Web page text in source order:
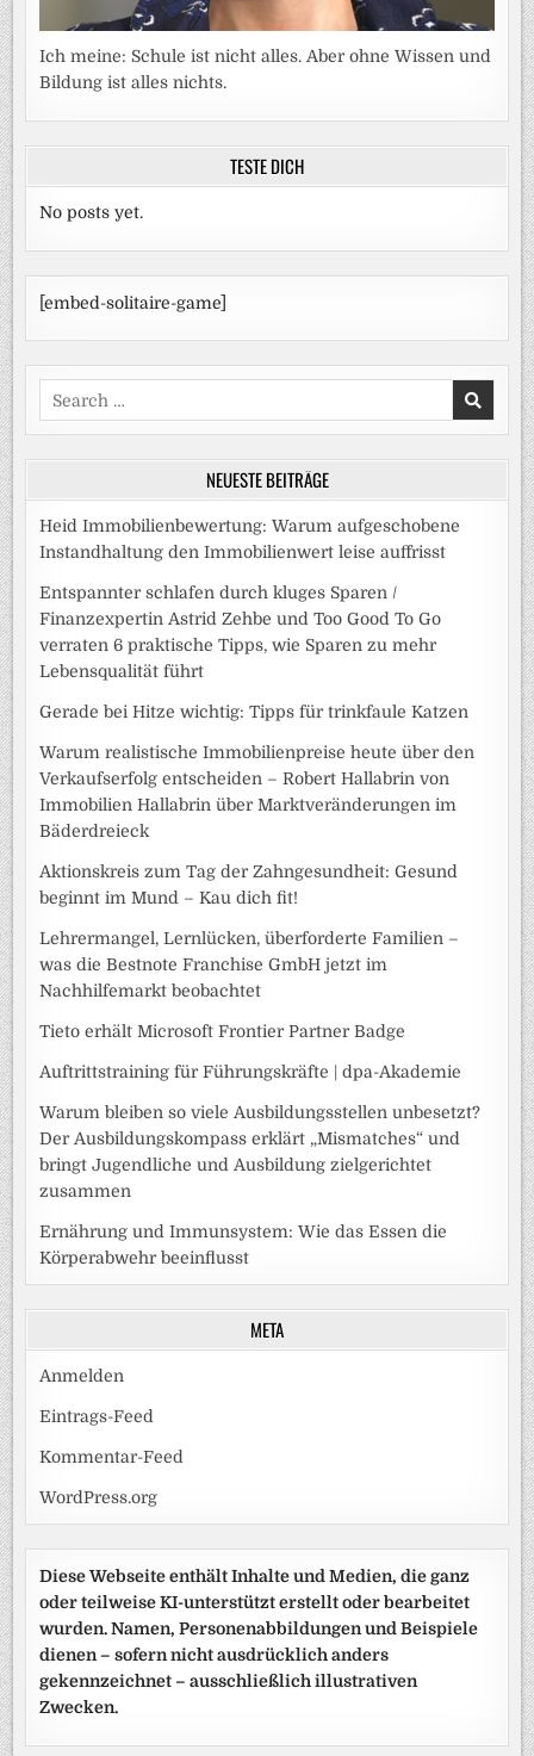
Ich meine: Schule ist nicht alles. Aber ohne Wissen und
Bildung ist alles nichts.
TESTE DICH
No posts yet.
[embed-solitaire-game]
Search
for:
NEUESTE BEITRÄGE
Heid Immobilienbewertung: Warum aufgeschobene
Instandhaltung den Immobilienwert leise auffrisst
Entspannter schlafen durch kluges Sparen /
Finanzexpertin Astrid Zehbe und Too Good To Go
verraten 6 praktische Tipps, wie Sparen zu mehr
Lebensqualität führt
Gerade bei Hitze wichtig: Tipps für trinkfaule Katzen
Warum realistische Immobilienpreise heute über den
Verkaufserfolg entscheiden – Robert Hallabrin von
Immobilien Hallabrin über Marktveränderungen im
Bäderdreieck
Aktionskreis zum Tag der Zahngesundheit: Gesund
beginnt im Mund – Kau dich fit!
Lehrermangel, Lernlücken, überforderte Familien –
was die Bestnote Franchise GmbH jetzt im
Nachhilfemarkt beobachtet
Tieto erhält Microsoft Frontier Partner Badge
Auftrittstraining für Führungskräfte | dpa-Akademie
Warum bleiben so viele Ausbildungsstellen unbesetzt?
Der Ausbildungskompass erklärt „Mismatches“ und
bringt Jugendliche und Ausbildung zielgerichtet
zusammen
Ernährung und Immunsystem: Wie das Essen die
Körperabwehr beeinflusst
META
Anmelden
Eintrags-Feed
Kommentar-Feed
WordPress.org
Diese Webseite enthält Inhalte und Medien, die ganz
oder teilweise KI-unterstützt erstellt oder bearbeitet
wurden. Namen, Personenabbildungen und Beispiele
dienen – sofern nicht ausdrücklich anders
gekennzeichnet – ausschließlich illustrativen
Zwecken.